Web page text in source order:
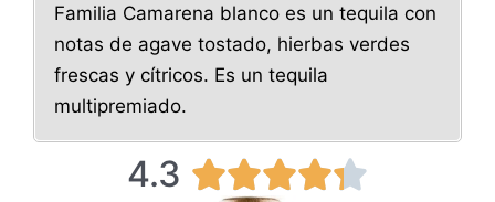
Familia Camarena blanco es un tequila con
notas de agave tostado, hierbas verdes
frescas y cítricos. Es un tequila
multipremiado.
4.3 